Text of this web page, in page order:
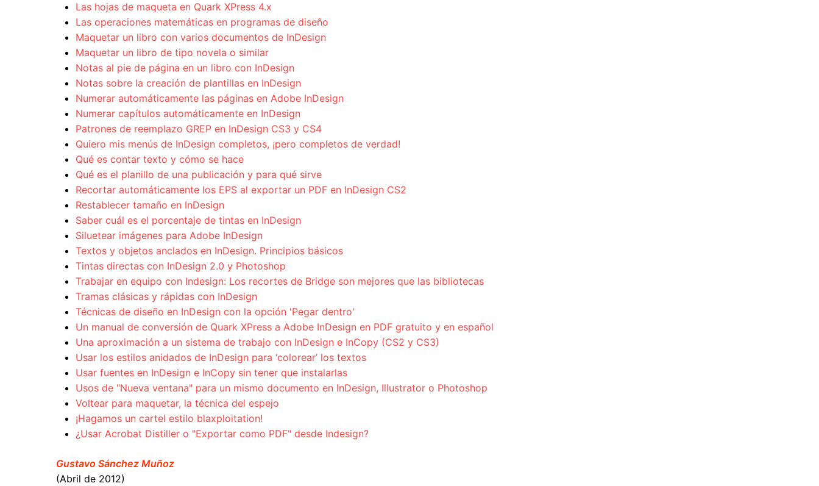
Las hojas de maqueta en Quark XPress 4.x
Las operaciones matemáticas en programas de diseño
Maquetar un libro con varios documentos de InDesign
Maquetar un libro de tipo novela o similar
Notas al pie de página en un libro con InDesign
Notas sobre la creación de plantillas en InDesign
Numerar automáticamente las páginas en Adobe InDesign
Numerar capítulos automáticamente en InDesign
Patrones de reemplazo GREP en InDesign CS3 y CS4
Quiero mis menús de InDesign completos, ¡pero completos de verdad!
Qué es contar texto y cómo se hace
Qué es el planillo de una publicación y para qué sirve
Recortar automáticamente los EPS al exportar un PDF en InDesign CS2
Restablecer tamaño en InDesign
Saber cuál es el porcentaje de tintas en InDesign
Siluetear imágenes para Adobe InDesign
Textos y objetos anclados en InDesign. Principios básicos
Tintas directas con InDesign 2.0 y Photoshop
Trabajar en equipo con Indesign: Los recortes de Bridge son mejores que las bibliotecas
Tramas clásicas y rápidas con InDesign
Técnicas de diseño en InDesign con la opción 'Pegar dentro'
Un manual de conversión de Quark XPress a Adobe InDesign en PDF gratuito y en español
Una aproximación a un sistema de trabajo con InDesign e InCopy (CS2 y CS3)
Usar los estilos anidados de InDesign para ‘colorear’ los textos
Usar fuentes en InDesign e InCopy sin tener que instalarlas
Usos de "Nueva ventana" para un mismo documento en InDesign, Illustrator o Photoshop
Voltear para maquetar, la técnica del espejo
¡Hagamos un cartel estilo blaxploitation!
¿Usar Acrobat Distiller o "Exportar como PDF" desde Indesign?
Gustavo Sánchez Muñoz
(Abril de 2012)